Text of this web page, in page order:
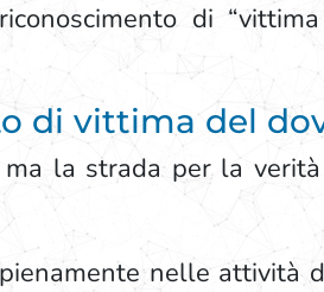
di
di vittima del
ma la strada per la
nelle attività